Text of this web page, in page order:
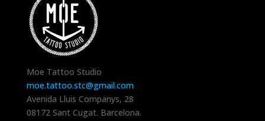
Moe Tattoo Studio
moe.tattoo.stc@gmail.com
Avenida Lluis Companys, 28
08172 Sant Cugat. Barcelona.